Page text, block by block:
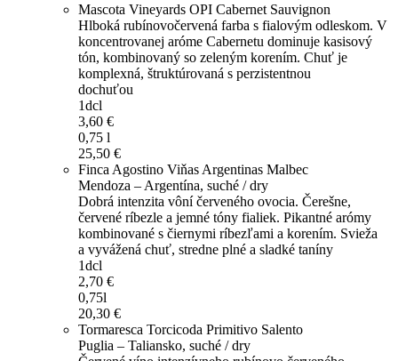
Mascota Vineyards OPI Cabernet Sauvignon
Hlboká rubínovočervená farba s fialovým odleskom. V
koncentrovanej aróme Cabernetu dominuje kasisový
tón, kombinovaný so zeleným korením. Chuť je
komplexná, štruktúrovaná s perzistentnou
dochuťou
1dcl
3,60 €
0,75 l
25,50 €
Finca Agostino Viňas Argentinas Malbec
Mendoza – Argentína, suché / dry
Dobrá intenzita vôní červeného ovocia. Čerešne,
červené ríbezle a jemné tóny fialiek. Pikantné arómy
kombinované s čiernymi ríbezľami a korením. Svieža
a vyvážená chuť, stredne plné a sladké taníny
1dcl
2,70 €
0,75l
20,30 €
Tormaresca Torcicoda Primitivo Salento
Puglia – Taliansko, suché / dry